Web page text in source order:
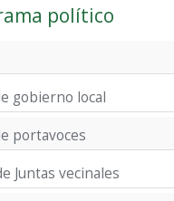
político
gobierno local
portavoces
Juntas vecinales